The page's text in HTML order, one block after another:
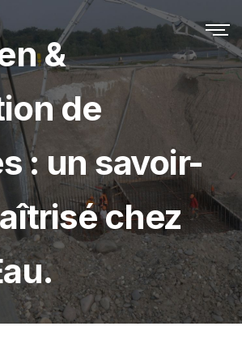
&
de
: un savoir-
chez